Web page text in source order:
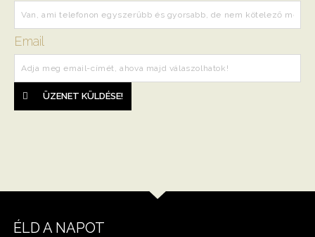
Email
ÜZENET KÜLDÉSE!
ÉLD A NAPOT